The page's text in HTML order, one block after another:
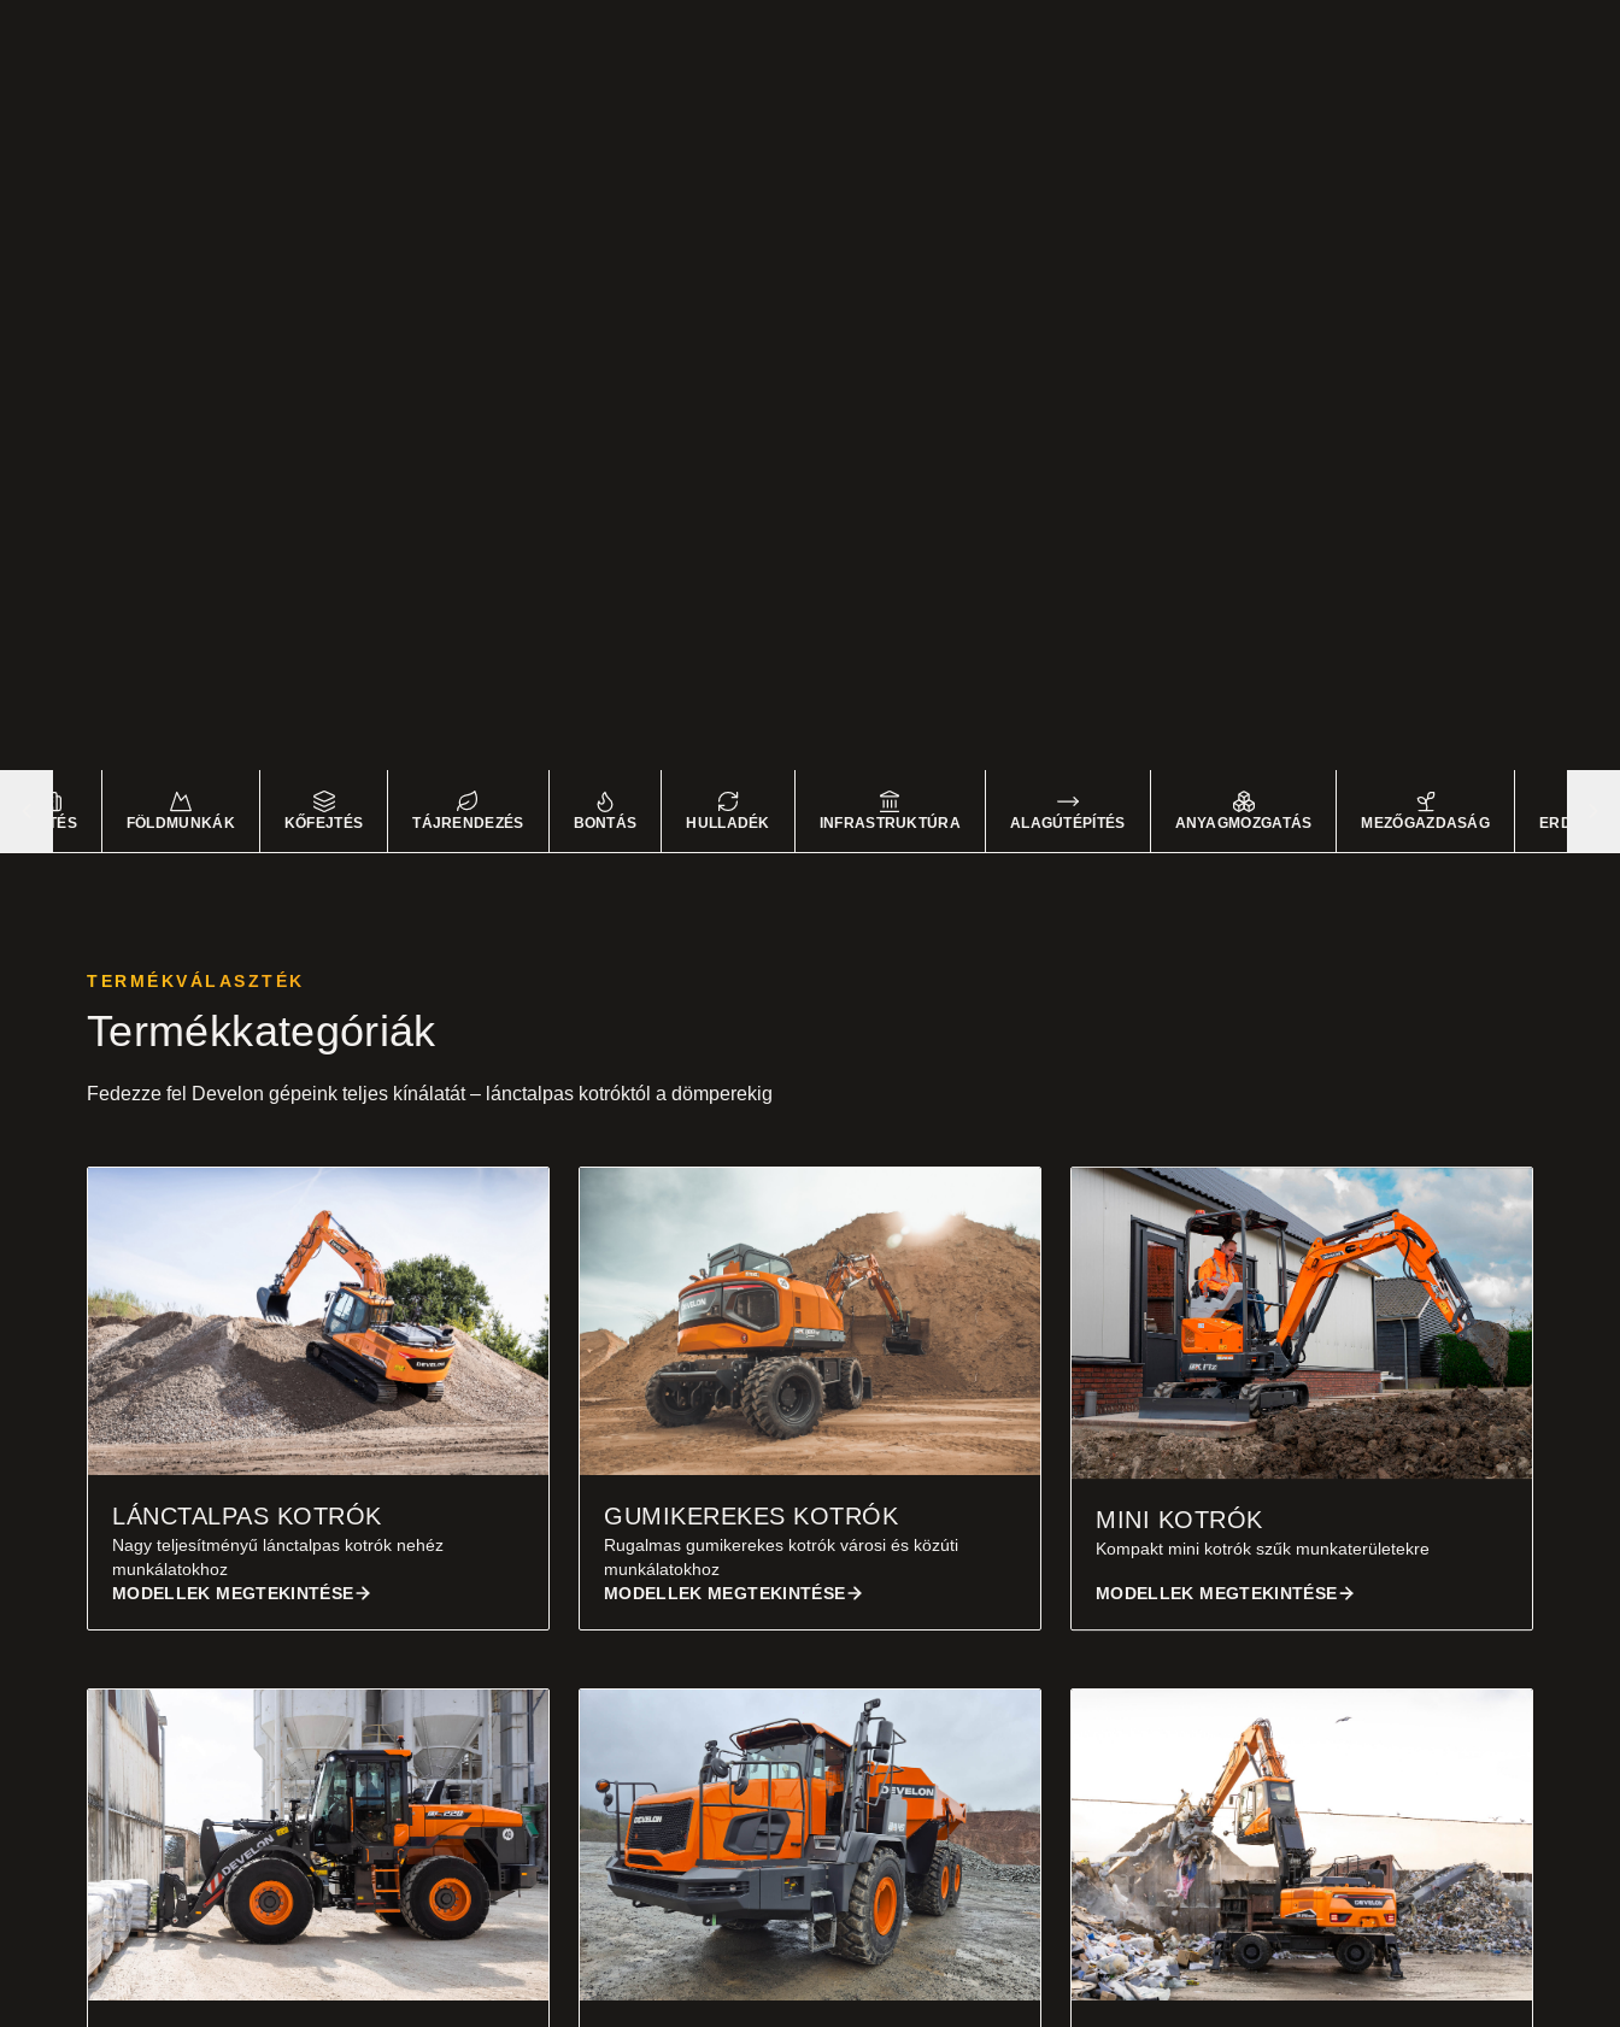
ÉPÍTÉS FÖLDMUNKÁK KŐFEJTÉS TÁJRENDEZÉS BONTÁS HULLADÉK INFRASTRUKTÚRA ALAGÚTÉPÍTÉS ANYAGMOZGATÁS MEZŐGAZDASÁG ERDÉSZET
TERMÉKVÁLASZTÉK
Termékkategóriák
Fedezze fel Develon gépeink teljes kínálatát – lánctalpas kotróktól a dömperekig
LÁNCTALPAS KOTRÓK
Nagy teljesítményű lánctalpas kotrók nehéz
munkálatokhoz
MODELLEK MEGTEKINTÉSE
GUMIKEREKES KOTRÓK
Rugalmas gumikerekes kotrók városi és közúti
munkálatokhoz
MODELLEK MEGTEKINTÉSE
MINI KOTRÓK
Kompakt mini kotrók szűk munkaterületekre
MODELLEK MEGTEKINTÉSE